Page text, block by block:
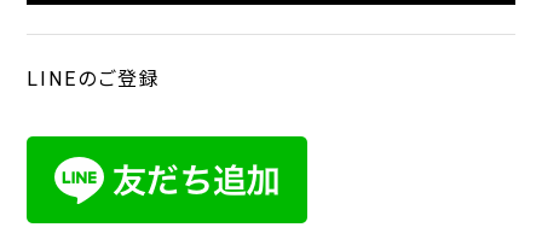
LINEのご登録